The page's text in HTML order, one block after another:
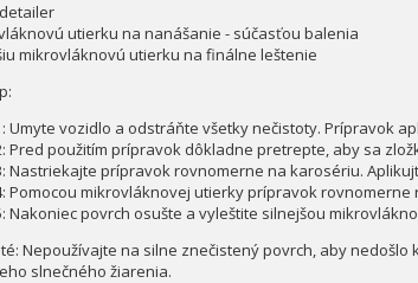
utierku na nanášanie - súčasťou balenia
mikrovláknovú utierku na finálne leštenie
Umyte vozidlo a odstráňte všetky nečistoty. Prípravok
Pred použitím prípravok dôkladne pretrepte, aby sa
Nastriekajte prípravok rovnomerne na karosériu.
Pomocou mikrovláknovej utierky prípravok
Nakoniec povrch osušte a vyleštite silnejšou
Nepoužívajte na silne znečistený povrch, aby
slnečného žiarenia.